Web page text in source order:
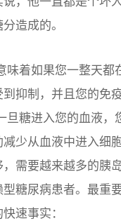
造成的。
味着如果您一整天
抑制，并且您的免
旦糖进入您的血液，
少从血液中进入细
需要越来越多的胰
糖尿病患者。最重
速事实：